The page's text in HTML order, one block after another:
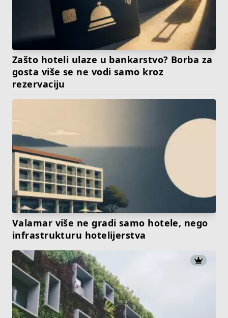
Zašto hoteli ulaze u bankarstvo? Borba za
gosta više se ne vodi samo kroz
rezervaciju
Valamar više ne gradi samo hotele, nego
infrastrukturu hotelijerstva